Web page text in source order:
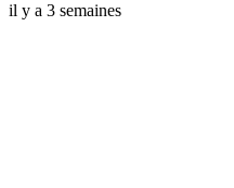
il y a 3 semaines